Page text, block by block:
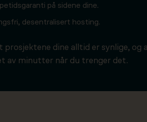
på sidene dine.
desentralisert hosting.
prosjektene dine alltid er synlige, og
av minutter når du trenger det.